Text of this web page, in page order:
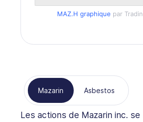
MAZ.H graphique par
Mazarin Asbestos
Les actions de Mazarin inc.